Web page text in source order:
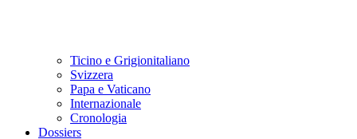
Ticino e Grigionitaliano
Svizzera
Papa e Vaticano
Internazionale
Cronologia
Dossiers